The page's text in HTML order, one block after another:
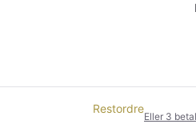
Restordre
Eller 3